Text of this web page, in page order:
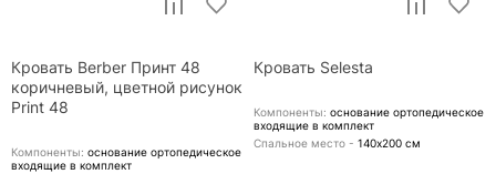
Кровать Berber Принт 48
коричневый, цветной рисунок
Print 48
Компоненты: основание ортопедическое
входящие в комплект
Кровать Selesta
Компоненты: основание ортопедическое
входящие в комплект
Спальное место - 140х200 см